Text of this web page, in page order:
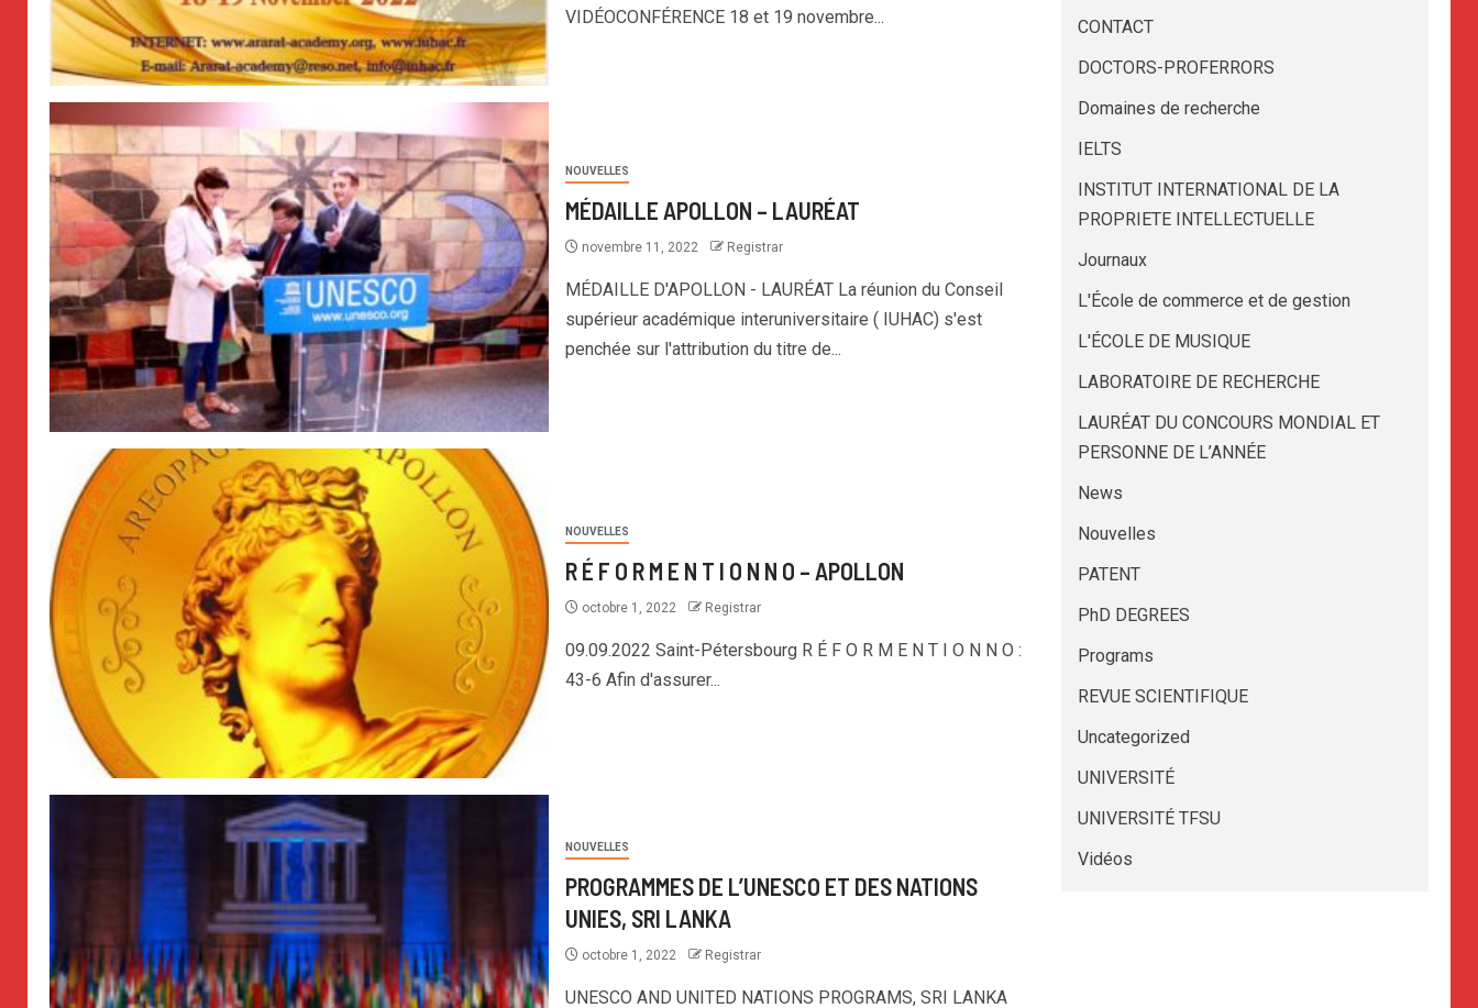
VIDÉOCONFÉRENCE 18 et 19 novembre...
NOUVELLES
MÉDAILLE APOLLON – LAURÉAT
novembre 11, 2022 Registrar
MÉDAILLE D'APOLLON - LAURÉAT La réunion du Conseil
supérieur académique interuniversitaire ( IUHAC) s'est
penchée sur l'attribution du titre de...
NOUVELLES
R É F O R M E N T I O N N O – APOLLON
octobre 1, 2022 Registrar
09.09.2022 Saint-Pétersbourg R É F O R M E N T I O N N O :
43-6 Afin d'assurer...
NOUVELLES
PROGRAMMES DE L’UNESCO ET DES NATIONS
UNIES, SRI LANKA
octobre 1, 2022 Registrar
UNESCO AND UNITED NATIONS PROGRAMS, SRI LANKA
CONTACT
DOCTORS-PROFERRORS
Domaines de recherche
IELTS
INSTITUT INTERNATIONAL DE LA
PROPRIETE INTELLECTUELLE
Journaux
L'École de commerce et de gestion
L'ÉCOLE DE MUSIQUE
LABORATOIRE DE RECHERCHE
LAURÉAT DU CONCOURS MONDIAL ET
PERSONNE DE L’ANNÉE
News
Nouvelles
PATENT
PhD DEGREES
Programs
REVUE SCIENTIFIQUE
Uncategorized
UNIVERSITÉ
UNIVERSITÉ TFSU
Vidéos